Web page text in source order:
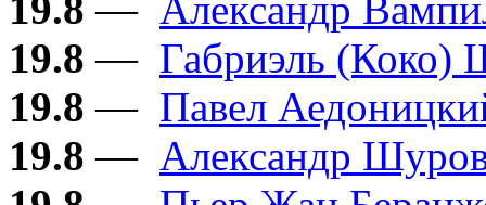
19.8 — Александр
19.8 — Габриэль (Коко)
19.8 — Павел
19.8 — Александр